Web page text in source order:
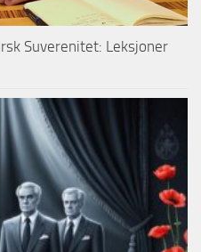
Suverenitet: Leksjoner